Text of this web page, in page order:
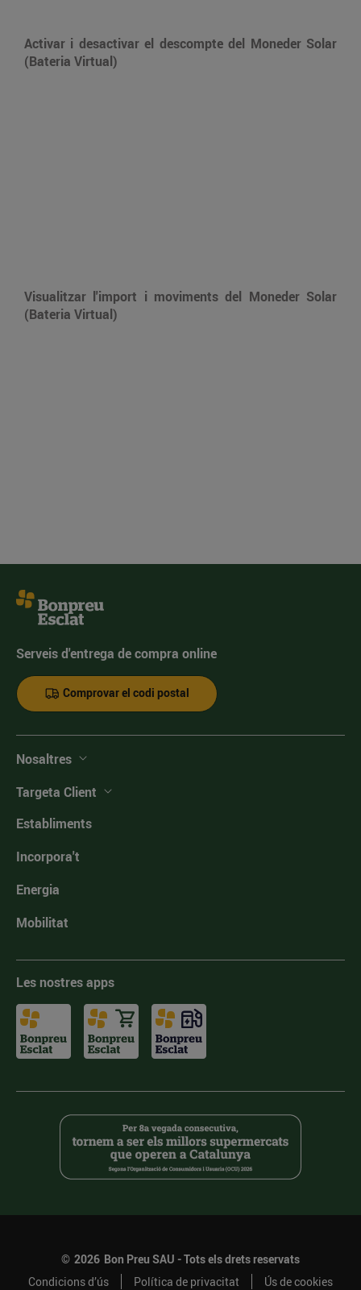
Activar i desactivar el descompte del Moneder Solar
(Bateria Virtual)
Visualitzar l'import i moviments del Moneder Solar
(Bateria Virtual)
Serveis d'entrega de compra online
Comprovar el codi postal
Nosaltres
Targeta Client
Establiments
Incorpora't
Energia
Mobilitat
Les nostres apps
© 2026 Bon Preu SAU - Tots els drets reservats
Condicions d’ús
Política de privacitat Ús de cookies